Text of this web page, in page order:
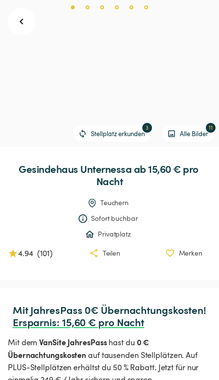
Alle Bilder
11
Stellplatz erkunden
3
Gesindehaus Unternessa ab 15,60 € pro
Nacht
Teuchern
Sofort buchbar
Privatplatz
4.94 (101) Teilen Merken
Ersparnis: 15,60 € pro Nacht
Mit demVanSite JahresPasshast du 0 €
Übernachtungskostenauf tausenden Stellplätzen. Auf
PLUS-Stellplätzen erhältst du 50 % Rabatt. Jetzt für nur